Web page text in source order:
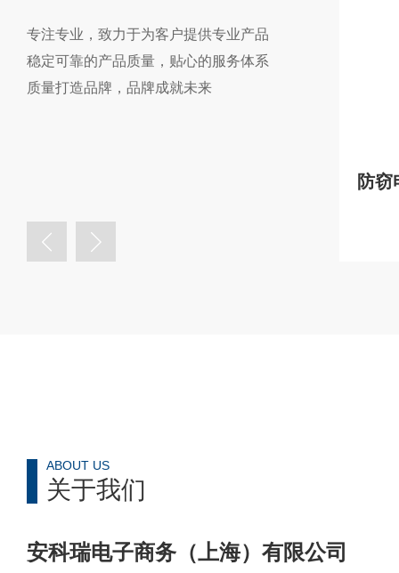
专注专业，致力于为客户提供专业产品
稳定可靠的产品质量，贴心的服务体系
质量打造品牌，品牌成就未来
ABOUT US
关于我们
安科瑞电子商务（上海）有限公司